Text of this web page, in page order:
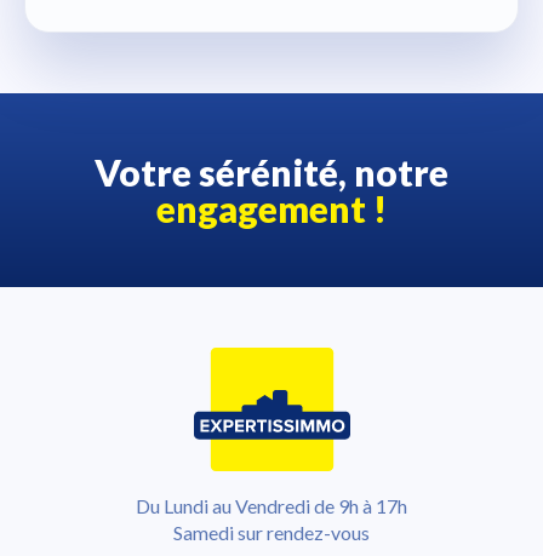
Votre sérénité, notre
engagement !
Du Lundi au Vendredi de 9h à 17h
Samedi sur rendez-vous